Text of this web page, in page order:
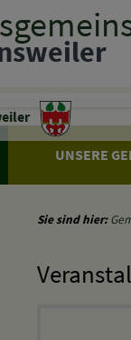
UNSERE
Sie sind hier: